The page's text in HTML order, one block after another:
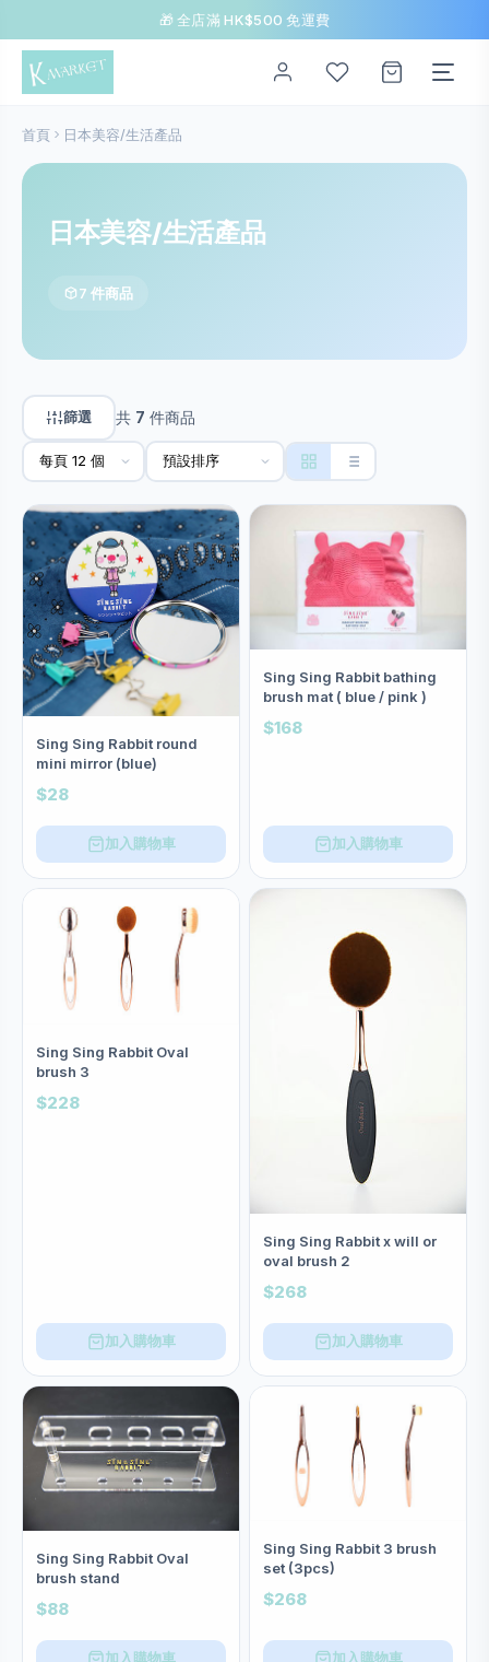
🎁 全店滿 HK$500 免運費
首頁 日本美容/生活產品
日本美容/生活產品
7 件商品
篩選 共 7 件商品
Sing Sing Rabbit round
mini mirror (blue)
$28
加入購物車
Sing Sing Rabbit bathing
brush mat ( blue / pink )
$168
加入購物車
Sing Sing Rabbit Oval
brush 3
$228
加入購物車
Sing Sing Rabbit x will or
oval brush 2
$268
加入購物車
Sing Sing Rabbit Oval
brush stand
$88
加入購物車
Sing Sing Rabbit 3 brush
set (3pcs)
$268
加入購物車